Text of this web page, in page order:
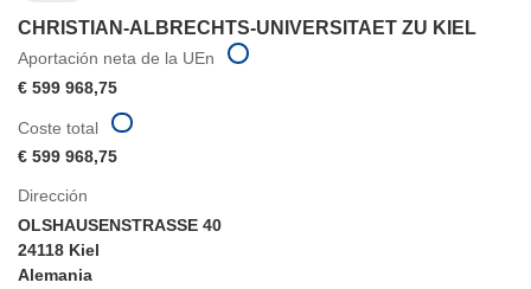
CHRISTIAN-ALBRECHTS-UNIVERSITAET ZU KIEL
Aportación neta de la UEn
€ 599 968,75
Dirección
OLSHAUSENSTRASSE 40
24118 Kiel
Alemania
Coste total
€ 599 968,75